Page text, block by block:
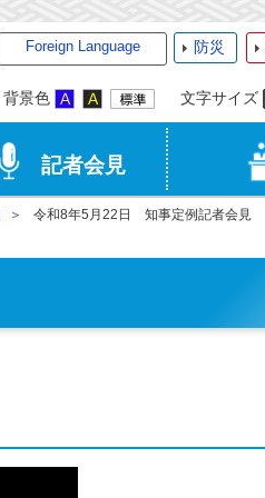
Foreign Language 防災
背景色 文字サイズ
記者会見
令和8年5月22日 知事定例記者会見